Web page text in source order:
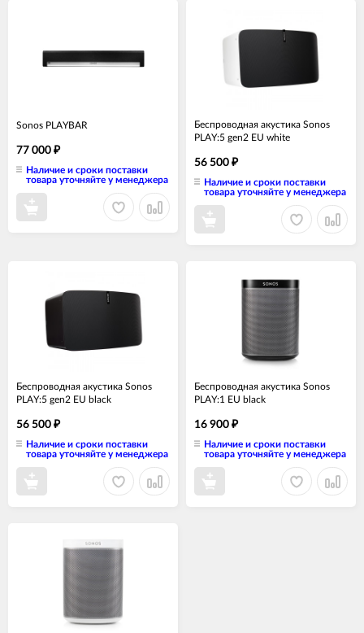
Sonos PLAYBAR
77 000 ₽
Наличие и сроки поставки
товара уточняйте у менеджера
Беспроводная акустика Sonos
PLAY:5 gen2 EU white
56 500 ₽
Наличие и сроки поставки
товара уточняйте у менеджера
Беспроводная акустика Sonos
PLAY:5 gen2 EU black
56 500 ₽
Наличие и сроки поставки
товара уточняйте у менеджера
Беспроводная акустика Sonos
PLAY:1 EU black
16 900 ₽
Наличие и сроки поставки
товара уточняйте у менеджера